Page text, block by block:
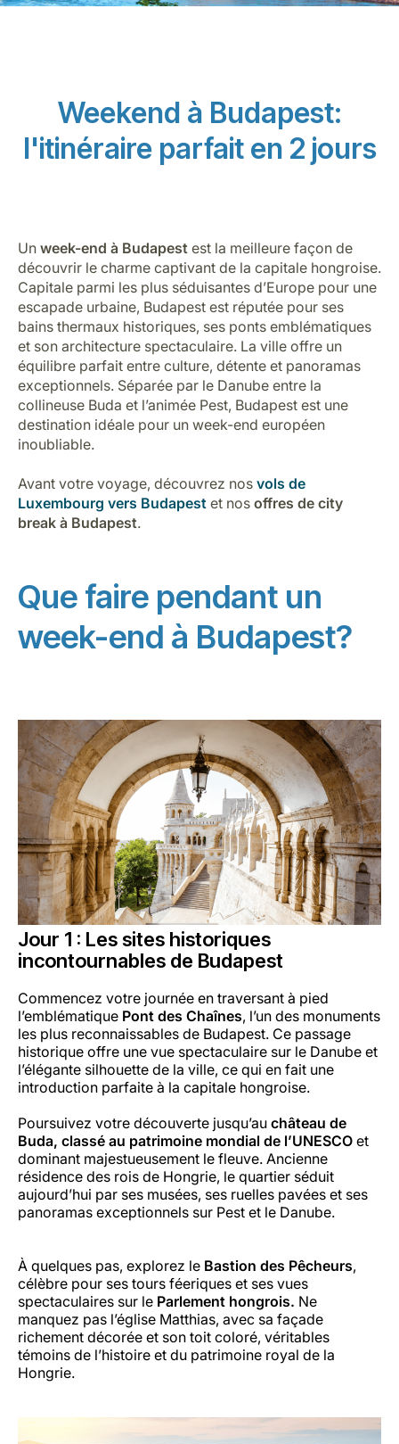
LuxairGroup
Carrières chez Luxair
Weekend à Budapest:
l'itinéraire parfait en 2 jours
Un week-end à Budapest est la meilleure façon de
découvrir le charme captivant de la capitale hongroise.
Capitale parmi les plus séduisantes d’Europe pour une
escapade urbaine, Budapest est réputée pour ses
bains thermaux historiques, ses ponts emblématiques
et son architecture spectaculaire. La ville offre un
équilibre parfait entre culture, détente et panoramas
exceptionnels. Séparée par le Danube entre la
collineuse Buda et l’animée Pest, Budapest est une
destination idéale pour un week-end européen
inoubliable.
Avant votre voyage, découvrez nos vols de
Luxembourg vers Budapest et nos offres de city
break à Budapest.
Que faire pendant un
week-end à Budapest?
Jour 1 : Les sites historiques
incontournables de Budapest
Commencez votre journée en traversant à pied
l’emblématique Pont des Chaînes, l’un des monuments
les plus reconnaissables de Budapest. Ce passage
historique offre une vue spectaculaire sur le Danube et
l’élégante silhouette de la ville, ce qui en fait une
introduction parfaite à la capitale hongroise.
Poursuivez votre découverte jusqu’au château de
Buda, classé au patrimoine mondial de l’UNESCO et
dominant majestueusement le fleuve. Ancienne
résidence des rois de Hongrie, le quartier séduit
aujourd’hui par ses musées, ses ruelles pavées et ses
panoramas exceptionnels sur Pest et le Danube.
À quelques pas, explorez le Bastion des Pêcheurs,
célèbre pour ses tours féeriques et ses vues
spectaculaires sur le Parlement hongrois. Ne
manquez pas l’église Matthias, avec sa façade
richement décorée et son toit coloré, véritables
témoins de l’histoire et du patrimoine royal de la
Hongrie.